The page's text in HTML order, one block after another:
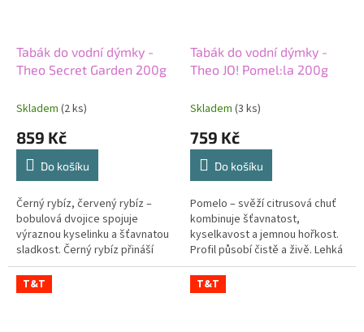
Tabák do vodní dýmky -
Theo Secret Garden 200g
Skladem (2 ks)
859 Kč
Do košíku
Černý rybíz, červený rybíz –
bobulová dvojice spojuje
výraznou kyselinku a šťavnatou
sladkost. Černý rybíz přináší
hlubší tón. Červený rybíz směs
odlehčuje svěžestí. Střední...
Tabák do vodní dýmky -
Theo JO! Pomel:la 200g
Skladem (3 ks)
759 Kč
Do košíku
Pomelo – svěží citrusová chuť
kombinuje šťavnatost,
kyselkavost a jemnou hořkost.
Profil působí čistě a živě. Lehká
sladkost zaobluje výraznější
citrusový okraj. Lehká síla...
T&T T&T